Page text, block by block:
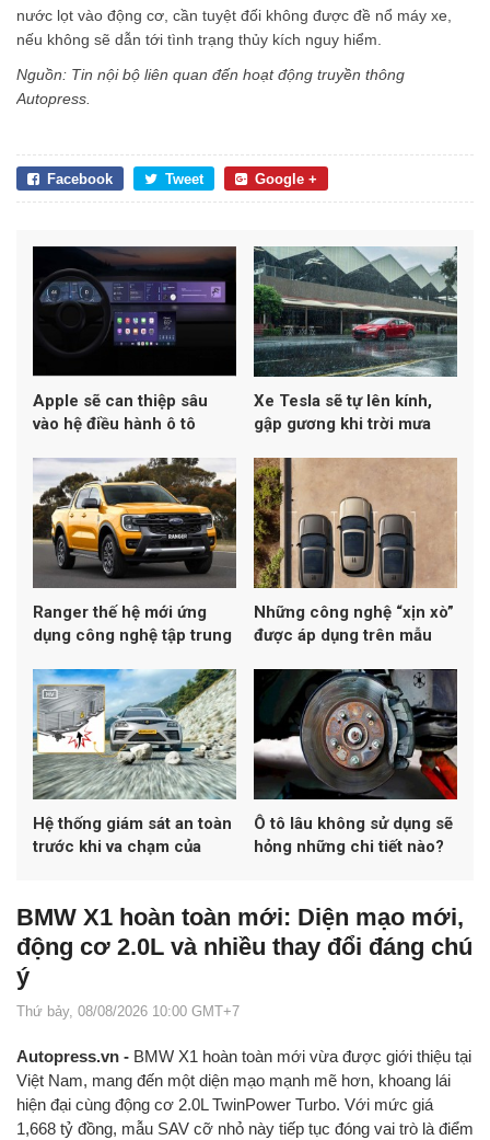
nước lọt vào động cơ, cần tuyệt đối không được đề nổ máy xe,
nếu không sẽ dẫn tới tình trạng thủy kích nguy hiểm.
Nguồn: Tin nội bộ liên quan đến hoạt động truyền thông
Autopress.
Facebook Tweet Google +
Apple sẽ can thiệp sâu
vào hệ điều hành ô tô
Xe Tesla sẽ tự lên kính,
gập gương khi trời mưa
Ranger thế hệ mới ứng
dụng công nghệ tập trung
Những công nghệ “xịn xò”
được áp dụng trên mẫu
Hệ thống giám sát an toàn
trước khi va chạm của
hơn
Ô tô lâu không sử dụng sẽ
hỏng những chi tiết nào?
BMW X1 hoàn toàn mới: Diện mạo mới,
động cơ 2.0L và nhiều thay đổi đáng chú
ý
Thứ bảy, 08/08/2026 10:00 GMT+7
Autopress.vn - BMW X1 hoàn toàn mới vừa được giới thiệu tại
Việt Nam, mang đến một diện mạo mạnh mẽ hơn, khoang lái
hiện đại cùng động cơ 2.0L TwinPower Turbo. Với mức giá
1,668 tỷ đồng, mẫu SAV cỡ nhỏ này tiếp tục đóng vai trò là điểm